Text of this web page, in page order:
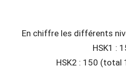
En chiffre les différents
HSK1 :
HSK2 : 150 (total